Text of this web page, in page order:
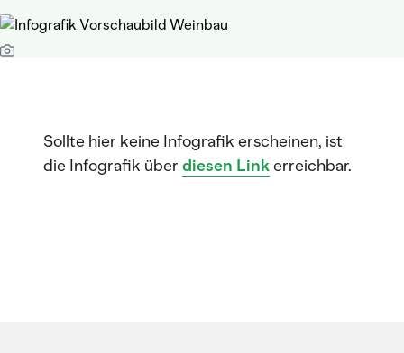
Sollte hier keine Infografik erscheinen, ist
die Infografik über diesen Linkerreichbar.